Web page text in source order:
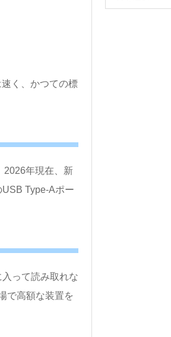
く、かつての標
2026年現在、新
Type-Aポー
って読み取れな
で高額な装置を